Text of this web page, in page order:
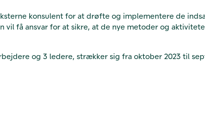
konsulent for at drøfte og implementere de
få ansvar for at sikre, at de nye metoder og
og 3 ledere, strækker sig fra oktober 2023 til